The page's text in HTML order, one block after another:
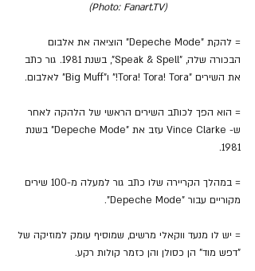
(Photo: Fanart.TV)
= להקת "Depeche Mode" הוציאה את אלבום
הבכורה שלה, "Speak & Spell", בשנת 1981. גור כתב
את השירים "Tora! Tora! Tora!" ו"Big Muff" לאלבום.
= הוא הפך לכותב השירים הראשי של הלהקה לאחר
ש- Vince Clarke עזב את "Depeche Mode" בשנת
1981.
= במהלך הקריירה שלו כתב גור למעלה מ-100 שירים
מקוריים עבור "Depeche Mode".
= יש לו מנעד ווקאלי מרשים, שמוסיף עומק למוזיקה של
"דפש מוד" הן כסולן והן כזמר קולות רקע.